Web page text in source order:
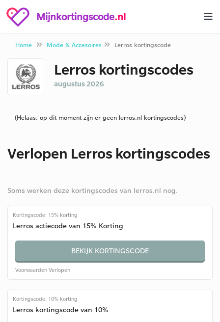
Mijnkortingscode.nl
Home Mode & Accesoires Lerros kortingscode
Lerros kortingscodes
augustus 2026
(Helaas, op dit moment zijn er geen lerros.nl kortingscodes)
Verlopen Lerros kortingscodes
Soms werken deze kortingscodes van lerros.nl nog.
Kortingscode: 15% korting
Lerros actiecode van 15% Korting
BEKIJK KORTINGSCODE
Voorwaarden Verlopen
Kortingscode: 10% korting
Lerros kortingscode van 10%